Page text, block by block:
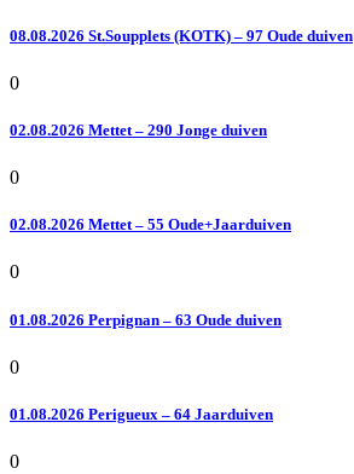
08.08.2026 St.Soupplets (KOTK) – 97 Oude duiven
0
02.08.2026 Mettet – 290 Jonge duiven
0
02.08.2026 Mettet – 55 Oude+Jaarduiven
0
01.08.2026 Perpignan – 63 Oude duiven
0
01.08.2026 Perigueux – 64 Jaarduiven
0